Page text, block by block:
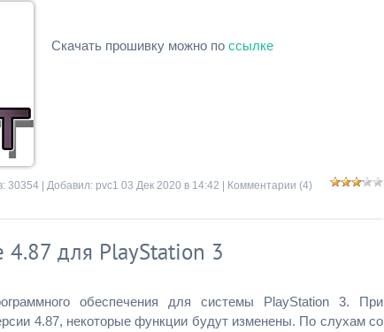
Скачать прошивку можно по ссылке
30354 | Добавил: pvc1 03 Дек 2020 в 14:42 | Комментарии (4)
для PlayStation 3
обеспечения для системы PlayStation 3. При
4.87, некоторые функции будут изменены. По слухам со